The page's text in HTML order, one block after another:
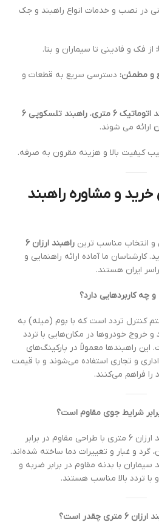
در نصب و خدمات انواع راهبند و جک
از فک و فادینی تا سیماران و بتا.
و مطمئن: دسترسی سریع به قطعات و
6 متری ،
راهبند تلسکوپی 6
ارائه می شوند.
کیفیت بالا و هزینه مقرون به صرفه.
و مشاوره راهبند
انتخاب مناسب ترین
راهبند ارزان 6
کارشناسان ما آماده ارائه راهنمایی و
ایران هستند.
یک سیستم کنترل تردد است که با بوم (میله) به
و خروج خودروها در مکان‌هایی با تردد
راهبندها معمولاً در پارکینگ‌های
و تجاری استفاده می‌شوند و با قیمت
فراهم می‌کنند.
بله، بسیاری از مدل‌های راهبند ارزان 6 متری با طراحی مقاوم در برابر
گرد و غبار و تغییرات دما ساخته شده‌اند.
با بدنه مقاوم در برابر ضربه و
با تردد بالا مناسب هستند.